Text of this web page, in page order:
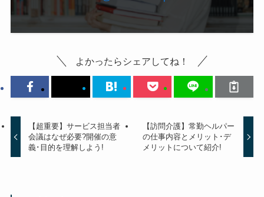
よかったらシェアしてね！
【超重要】サービス担当者
会議はなぜ必要?開催の意
義･目的を理解しよう!
【訪問介護】常勤ヘルパー
の仕事内容とメリット･デ
メリットについて紹介!